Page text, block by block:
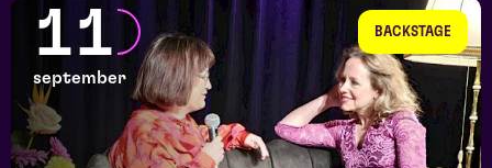
BACKSTAGE
11
september